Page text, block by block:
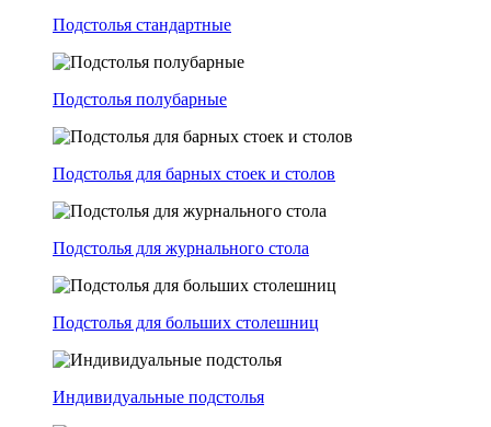
Подстолья стандартные
Подстолья полубарные
Подстолья для барных стоек и столов
Подстолья для журнального стола
Подстолья для больших столешниц
Индивидуальные подстолья